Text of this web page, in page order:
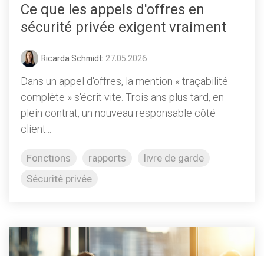
Ce que les appels d'offres en
sécurité privée exigent vraiment
Ricarda Schmidt: 27.05.2026
Dans un appel d'offres, la mention « traçabilité
complète » s'écrit vite. Trois ans plus tard, en
plein contrat, un nouveau responsable côté
client...
Fonctions rapports
livre de garde
Sécurité privée